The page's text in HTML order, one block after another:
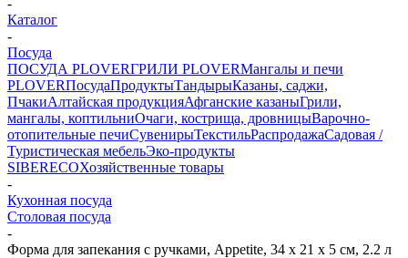
Каталог
-
Посуда
ПОСУДА PLOVERГРИЛИ PLOVERМангалы и печи
PLOVERПосудаПродуктыТандырыКазаны, саджи,
ПчакиАлтайская продукцияАфганские казаныГрили,
мангалы, коптильниОчаги, кострища, дровницыВарочно-
отопительные печиСувенирыТекстильРаспродажаСадовая /
Туристическая мебельЭко-продукты
SIBERECOХозяйственные товары
-
Кухонная посуда
Столовая посуда
-
Форма для запекания с ручками, Appetite, 34 х 21 х 5 см, 2.2 л